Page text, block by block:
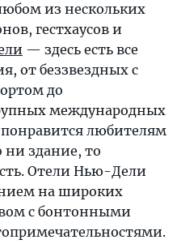
из нескольких
гестхаусов и
— здесь есть все
от беззвездных с
до
международных
любителям
ни здание, то
Отели Нью-Дели
на широких
с бонтонными